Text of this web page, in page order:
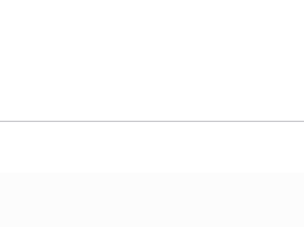
后服务中心（需提前预约）